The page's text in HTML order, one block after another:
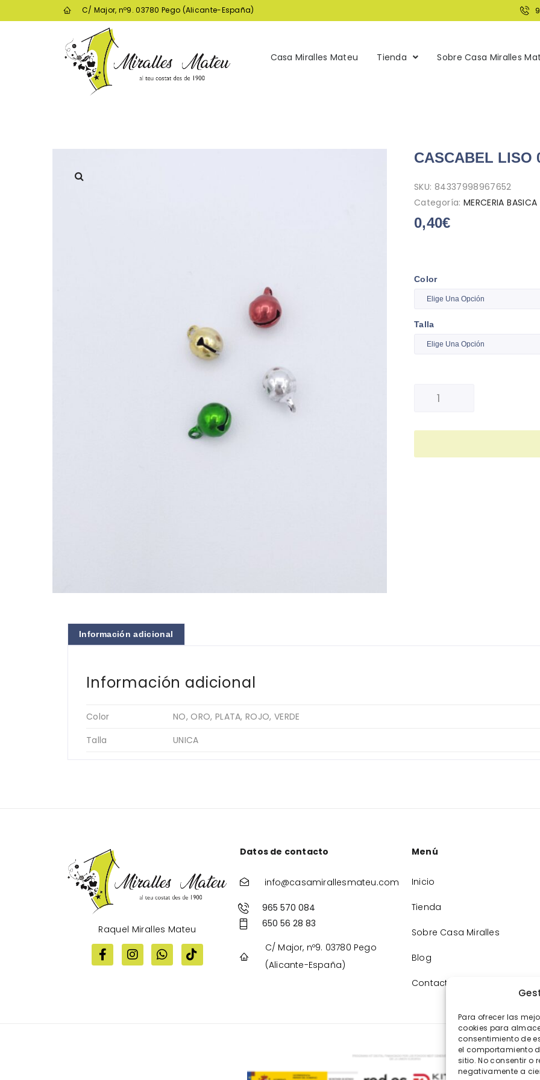
Para ofrecer las
cookies para
consentimiento de
el comportamiento
sitio. No consentir o
negativamente a
C/ Major, nº9. 03780 Pego (Alicante-España)
Casa Miralles Mateu Tienda Sobre Casa Miralles
CASCABEL LISO
SKU: 84337998967652
Categoría: MERCERIA BASICA
0,40€
Color
Talla
Información adicional
Información adicional
Color
NO, ORO, PLATA, ROJO, VERDE
Talla
UNICA
Raquel Miralles Mateu
Datos de contacto
info@casamirallesmateu.com
965 570 084
650 56 28 83
C/ Major, nº9. 03780 Pego
(Alicante-España)
Menú
Inicio
Tienda
Sobre Casa Miralles
Blog
Contacto